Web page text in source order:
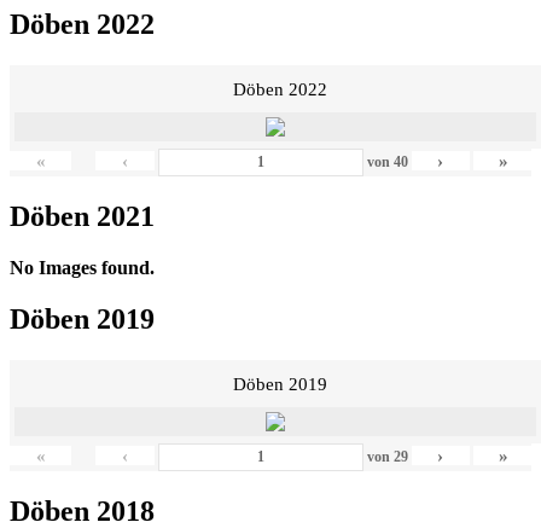
Döben 2022
Döben 2022
« ‹ von 40 › »
Döben 2021
No Images found.
Döben 2019
Döben 2019
« ‹ von 29 › »
Döben 2018